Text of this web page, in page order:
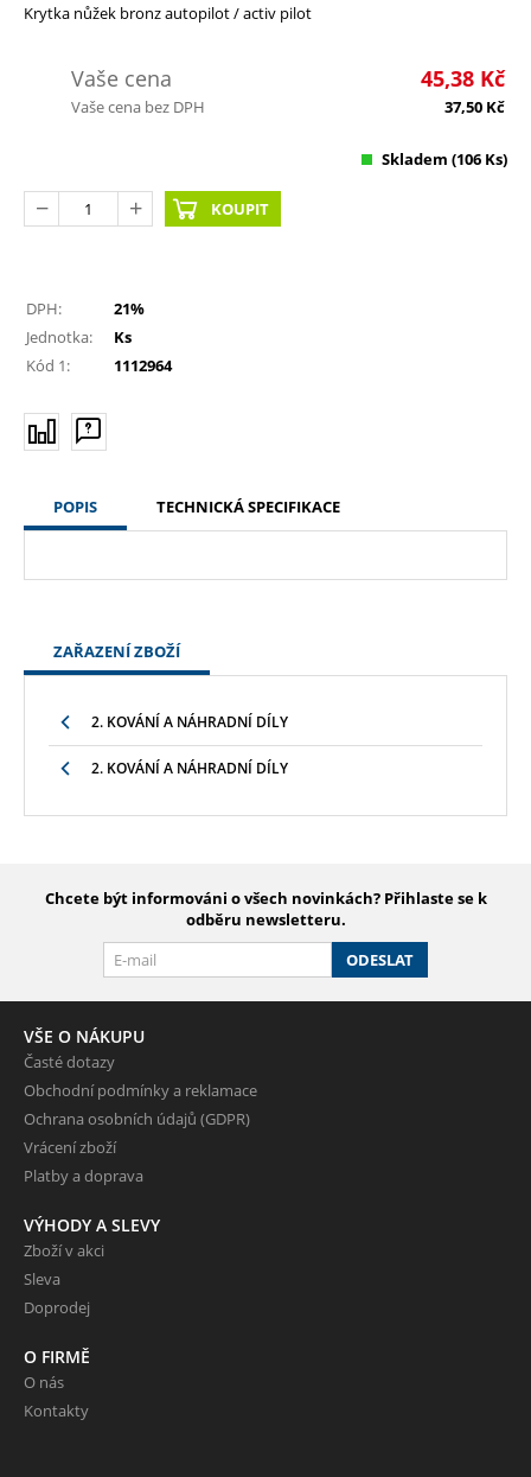
Krytka nůžek bronz autopilot / activ pilot
Vaše cena 45,38 Kč
Vaše cena bez DPH 37,50 Kč
Skladem (106 Ks)
KOUPIT
DPH:
21%
Jednotka:
Ks
Kód 1:
1112964
POPIS TECHNICKÁ SPECIFIKACE
ZAŘAZENÍ ZBOŽÍ
2. KOVÁNÍ A NÁHRADNÍ DÍLY
2. KOVÁNÍ A NÁHRADNÍ DÍLY
Chcete být informováni o všech novinkách? Přihlaste se k
odběru newsletteru.
ODESLAT
VŠE O NÁKUPU
Časté dotazy
Obchodní podmínky a reklamace
Ochrana osobních údajů (GDPR)
Vrácení zboží
Platby a doprava
VÝHODY A SLEVY
Zboží v akci
Sleva
Doprodej
O FIRMĚ
O nás
Kontakty